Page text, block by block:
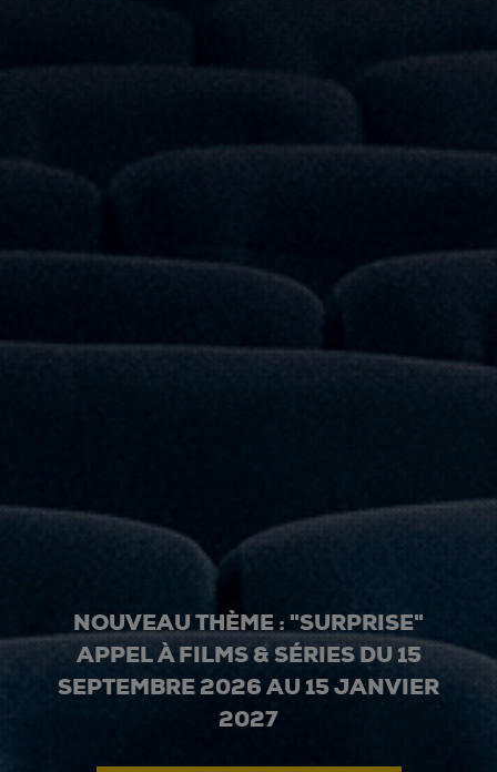
NOUVEAU THÈME : "SURPRISE"
APPEL À FILMS & SÉRIES DU 15
SEPTEMBRE 2026 AU 15 JANVIER
2027